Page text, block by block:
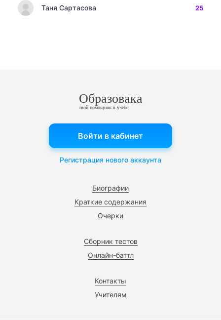
Таня Сартасова 25
Образовака
твой помощник в учебе
Биографии
Краткие содержания
Очерки
Сборник тестов
Онлайн-баттл
Контакты
Учителям
Войти в кабинет
Регистрация нового аккаунта